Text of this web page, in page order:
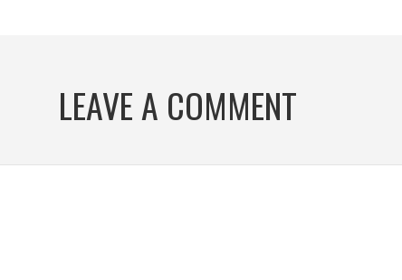
LEAVE A COMMENT